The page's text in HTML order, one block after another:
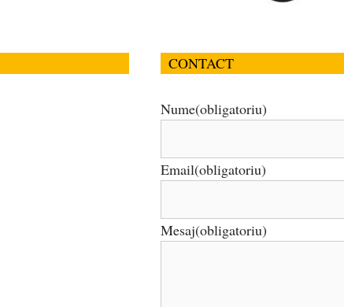
CONTACT
Nume(obligatoriu)
Email(obligatoriu)
Mesaj(obligatoriu)